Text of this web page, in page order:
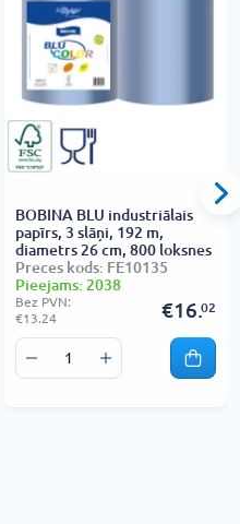
BOBINA BLU industriālais
papīrs, 3 slāņi, 192 m,
diametrs 26 cm, 800 loksnes
Preces kods: FE10135
Pieejams: 2038
Bez PVN:
€13.24
€16.02